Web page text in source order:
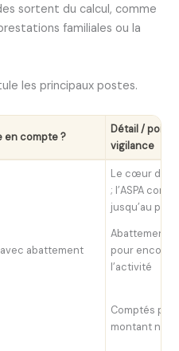
sortent du calcul, comme
familiales ou la
les principaux postes.
en compte ?
Détail / point
vigilance
Le cœur des
; l’ASPA
jusqu’au
abattement
Abattement
pour
l’activité
Comptés
montant net